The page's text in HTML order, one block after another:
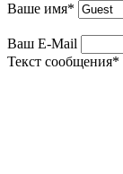
Ваше имя*
Ваш E-Mail
Текст сообщения*